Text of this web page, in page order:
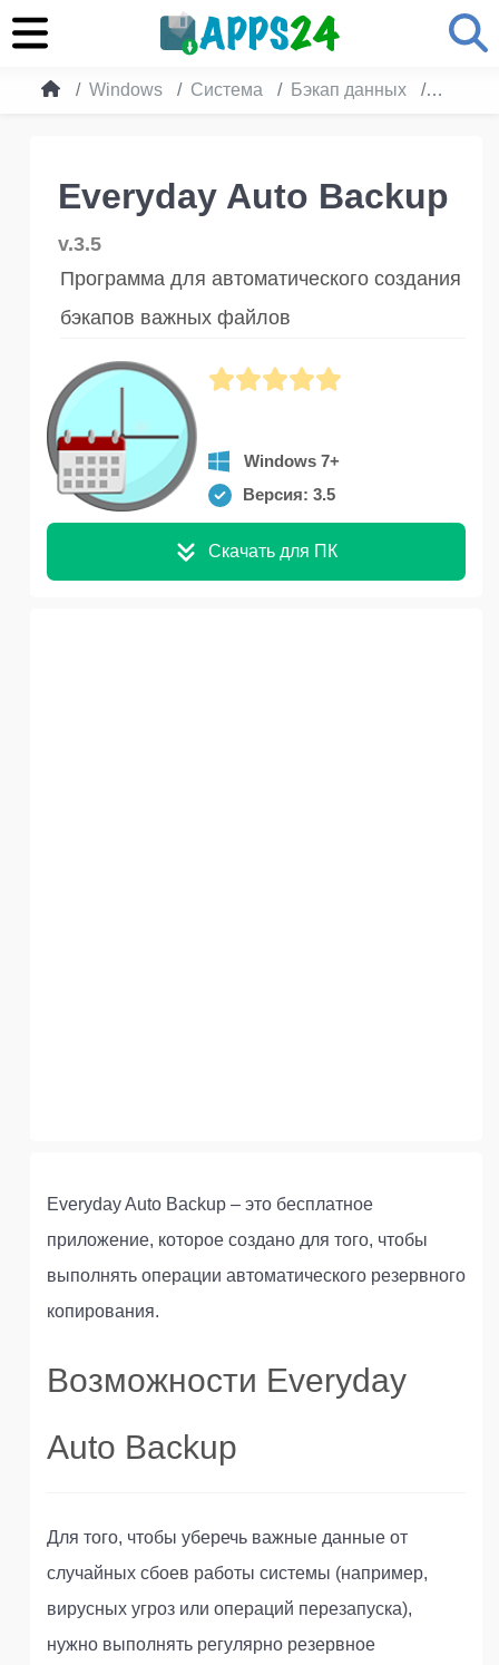
Windows Система Бэкап данных
Everyday Auto Backup
v.3.5
Программа для автоматического создания
бэкапов важных файлов
Windows 7+
Версия: 3.5
Скачать для ПК
Everyday Auto Backup – это бесплатное
приложение, которое создано для того, чтобы
выполнять операции автоматического резервного
копирования.
Возможности Everyday
Auto Backup
Для того, чтобы уберечь важные данные от
случайных сбоев работы системы (например,
вирусных угроз или операций перезапуска),
нужно выполнять регулярно резервное